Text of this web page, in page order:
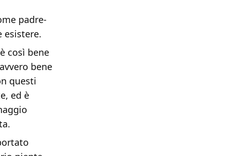
padre-
esistere.
così bene
bene
questi
ed è